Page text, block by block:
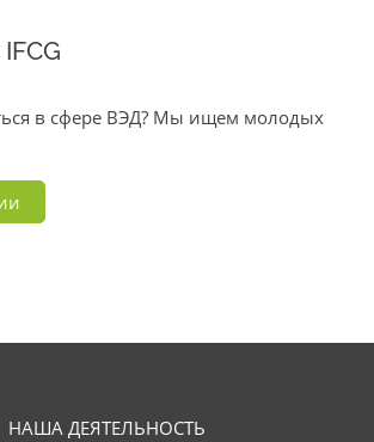
в сфере ВЭД? Мы ищем молодых
НАША ДЕЯТЕЛЬНОСТЬ